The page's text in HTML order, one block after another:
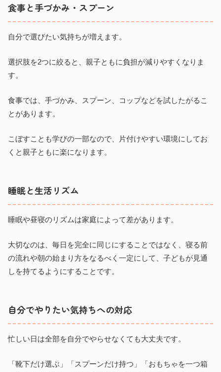
食事と手づかみ・スプーン
自分で選びたい気持ちが増えます。
選択肢を2つに絞ると、親子ともに負担が減りやすくなりま
す。
食事では、手づかみ、スプーン、コップなどを試したがるこ
とがあります。
こぼすことも学びの一部なので、片付けやすい環境にしてお
くと親子ともに楽になります。
睡眠と生活リズム
睡眠や昼寝のリズムは家庭によって差があります。
大切なのは、毎日を完全に同じにすることではなく、寝る前
の流れや朝の始まり方をなるべく一定にして、子どもが見通
しを持てるようにすることです。
自分でやりたい気持ちへの対応
忙しい日は全部を自分でやらせなくても大丈夫です。
「靴下だけ選ぶ」「スプーンだけ持つ」「おもちゃを一つ箱